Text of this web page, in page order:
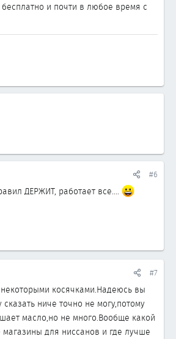
и почти в любое время с
#6
ДЕРЖИТ, работает все....
#7
косячками.Надеюсь вы
ниче точно не могу,потому
масло,но не много.Вообще какой
для ниссанов и где лучше